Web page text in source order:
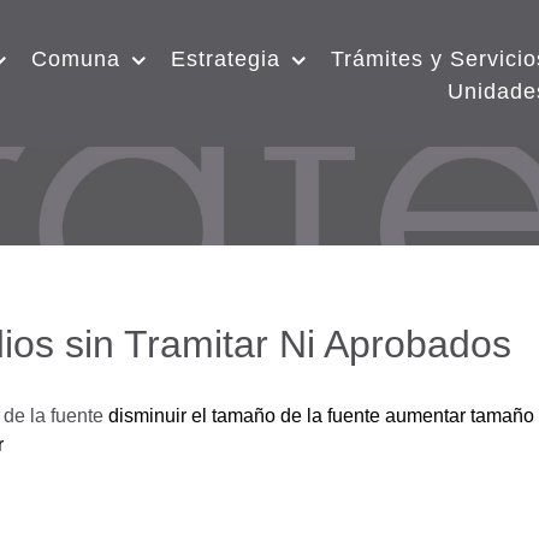
Comuna Estrategia
Trámites y
sin Tramitar Ni Aprobados
la fuente disminuir el tamaño de la fuente aumentar